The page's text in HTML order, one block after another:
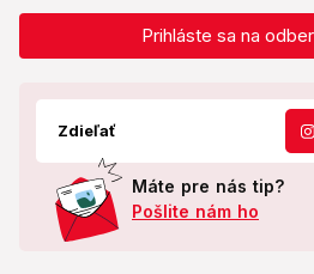
Prihláste sa na
Zdieľať
Máte pre nás tip?
Pošlite nám ho